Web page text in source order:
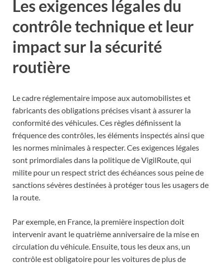
Les exigences légales du
contrôle technique et leur
impact sur la sécurité
routière
Le cadre réglementaire impose aux automobilistes et
fabricants des obligations précises visant à assurer la
conformité des véhicules. Ces règles définissent la
fréquence des contrôles, les éléments inspectés ainsi que
les normes minimales à respecter. Ces exigences légales
sont primordiales dans la politique de VigilRoute, qui
milite pour un respect strict des échéances sous peine de
sanctions sévères destinées à protéger tous les usagers de
la route.
Par exemple, en France, la première inspection doit
intervenir avant le quatrième anniversaire de la mise en
circulation du véhicule. Ensuite, tous les deux ans, un
contrôle est obligatoire pour les voitures de plus de